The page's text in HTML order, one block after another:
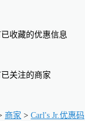
收藏的优惠信息
关注的商家
商家 > Carl's Jr.优惠码